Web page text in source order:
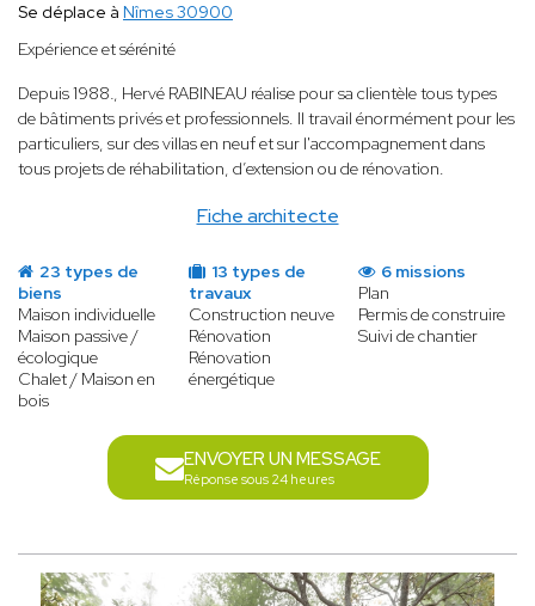
Fiche architecte
Se déplace à Nîmes 30900
Expérience et sérénité
Depuis 1988., Hervé RABINEAU réalise pour sa clientèle tous types
de bâtiments privés et professionnels. Il travail énormément pour les
particuliers, sur des villas en neuf et sur l'accompagnement dans
tous projets de réhabilitation, d’extension ou de rénovation.
23 types de
biens
Maison individuelle
Maison passive /
écologique
Chalet / Maison en
bois
13 types de
travaux
Construction neuve
Rénovation
Rénovation
énergétique
6 missions
Plan
Permis de construire
Suivi de chantier
ENVOYER UN MESSAGE
Réponse sous 24 heures